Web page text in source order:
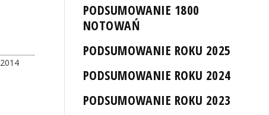
2014
PODSUMOWANIE 1800
NOTOWAŃ
PODSUMOWANIE ROKU 2025
PODSUMOWANIE ROKU 2024
PODSUMOWANIE ROKU 2023